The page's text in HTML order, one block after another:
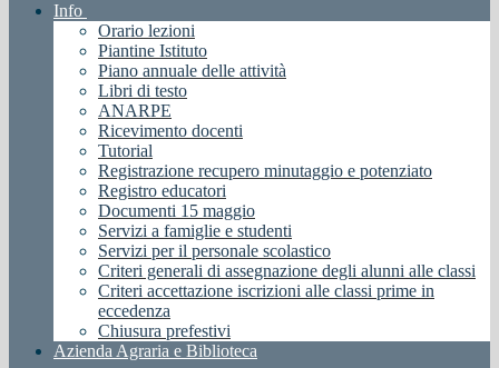
Info
Orario lezioni
Piantine Istituto
Piano annuale delle attività
Libri di testo
ANARPE
Ricevimento docenti
Tutorial
Registrazione recupero minutaggio e potenziato
Registro educatori
Documenti 15 maggio
Servizi a famiglie e studenti
Servizi per il personale scolastico
Criteri generali di assegnazione degli alunni alle classi
Criteri accettazione iscrizioni alle classi prime in
eccedenza
Chiusura prefestivi
Azienda Agraria e Biblioteca